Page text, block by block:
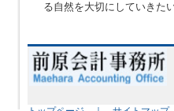
る自然を大切にしていきた